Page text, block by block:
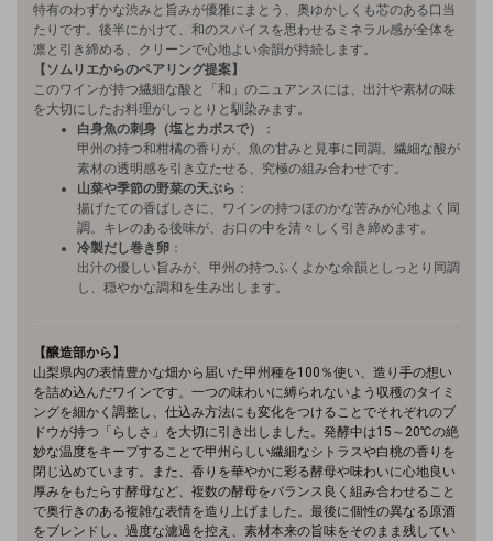
特有のわずかな渋みと旨みが優雅にまとう、奥ゆかしくも芯のある口当
たりです。後半にかけて、和のスパイスを思わせるミネラル感が全体を
凛と引き締める、クリーンで心地よい余韻が持続します。
【ソムリエからのペアリング提案】
このワインが持つ繊細な酸と「和」のニュアンスには、出汁や素材の味
を大切にしたお料理がしっとりと馴染みます。
白身魚の刺身（塩とカボスで）
：
甲州の持つ和柑橘の香りが、魚の甘みと見事に同調。繊細な酸が
素材の透明感を引き立たせる、究極の組み合わせです。
山菜や季節の野菜の天ぷら ：
揚げたての香ばしさに、ワインの持つほのかな苦みが心地よく同
調。キレのある後味が、お口の中を清々しく引き締めます。
冷製だし巻き卵 ：
出汁の優しい旨みが、甲州の持つふくよかな余韻としっとり同調
し、穏やかな調和を生み出します。
【醸造部から】
山梨県内の表情豊かな畑から届いた甲州種を100％使い、造り手の想い
を詰め込んだワインです。一つの味わいに縛られないよう収穫のタイミ
ングを細かく調整し、仕込み方法にも変化をつけることでそれぞれのブ
ドウが持つ「らしさ」を大切に引き出しました。発酵中は15～20℃の絶
妙な温度をキープすることで甲州らしい繊細なシトラスや白桃の香りを
閉じ込めています。また、香りを華やかに彩る酵母や味わいに心地良い
厚みをもたらす酵母など、複数の酵母をバランス良く組み合わせること
で奥行きのある複雑な表情を造り上げました。最後に個性の異なる原酒
をブレンドし、過度な濾過を控え、素材本来の旨味をそのまま残してい